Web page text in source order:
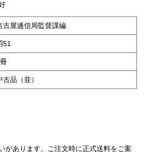
古屋逓信局監督課編
51
古品（並）
があります。ご注文時に正式送料をご案